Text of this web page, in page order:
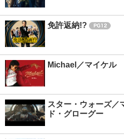
免許返納!?
Michael／マイケル
スター・ウォーズ／
ド・グローグー